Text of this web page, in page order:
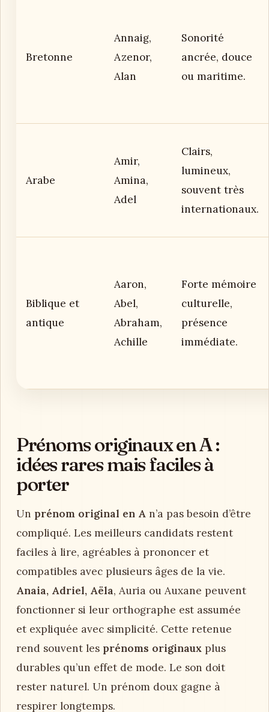
Bretonne
Annaig,
Azenor,
Alan
Sonorité
ancrée, douce
ou maritime.
Arabe
Amir,
Amina,
Adel
Clairs,
lumineux,
souvent très
internationaux.
Biblique et
antique
Aaron,
Abel,
Abraham,
Achille
Forte mémoire
culturelle,
présence
immédiate.
Prénoms originaux en A :
idées rares mais faciles à
porter
Un prénom original en A n’a pas besoin d’être
compliqué. Les meilleurs candidats restent
faciles à lire, agréables à prononcer et
compatibles avec plusieurs âges de la vie.
Anaia, Adriel, Aëla, Auria ou Auxane peuvent
fonctionner si leur orthographe est assumée
et expliquée avec simplicité. Cette retenue
rend souvent les prénoms originaux plus
durables qu’un effet de mode. Le son doit
rester naturel. Un prénom doux gagne à
respirer longtemps.